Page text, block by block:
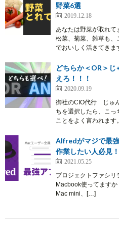
野菜6選
2019.12.18
あなたは野菜が取れ
松菜、菊菜、雑草も、
でおいしく活きてき
どちらか＜OR＞
えろ！！！
2020.09.19
御社のCIO代行 じゅ
ちを選択したら、こっ
ことをよく言われま
Alfredがマジで最
作業したい人必見！
2021.05.25
プロジェクトファシリ
Macbook使ってますか
Mac mini、[…]